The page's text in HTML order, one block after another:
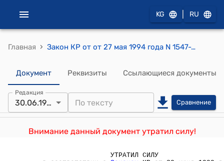
KG RU
Главная › Закон КР от от 27 мая 1994 года N 1547-XII " О внесении изменений и дополнений в Уголовно-процессуальный кодекс Кыргызской Республики"
Документ Реквизиты Ссылающиеся документы
Редакция
30.06.1999 Сравнение
Внимание данный документ утратил силу!